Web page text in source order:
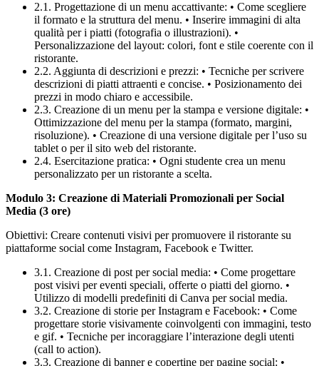
2.1. Progettazione di un menu accattivante: • Come scegliere
il formato e la struttura del menu. • Inserire immagini di alta
qualità per i piatti (fotografia o illustrazioni). •
Personalizzazione del layout: colori, font e stile coerente con il
ristorante.
2.2. Aggiunta di descrizioni e prezzi: • Tecniche per scrivere
descrizioni di piatti attraenti e concise. • Posizionamento dei
prezzi in modo chiaro e accessibile.
2.3. Creazione di un menu per la stampa e versione digitale: •
Ottimizzazione del menu per la stampa (formato, margini,
risoluzione). • Creazione di una versione digitale per l’uso su
tablet o per il sito web del ristorante.
2.4. Esercitazione pratica: • Ogni studente crea un menu
personalizzato per un ristorante a scelta.
Modulo 3: Creazione di Materiali Promozionali per Social
Media (3 ore)
Obiettivi: Creare contenuti visivi per promuovere il ristorante su
piattaforme social come Instagram, Facebook e Twitter.
3.1. Creazione di post per social media: • Come progettare
post visivi per eventi speciali, offerte o piatti del giorno. •
Utilizzo di modelli predefiniti di Canva per social media.
3.2. Creazione di storie per Instagram e Facebook: • Come
progettare storie visivamente coinvolgenti con immagini, testo
e gif. • Tecniche per incoraggiare l’interazione degli utenti
(call to action).
3.3. Creazione di banner e copertine per pagine social: •